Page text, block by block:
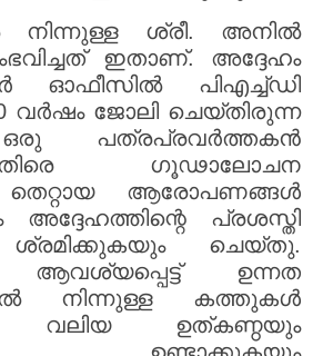
നിന്നുള്ള ശ്രീ. അനിൽ
ഇതാണ്. അദ്ദേഹം
ഓഫീസിൽ പിഎച്ച്ഡി
വർഷം ജോലി ചെയ്തിരുന്ന
പത്രപ്രവർത്തകൻ
ഗൂഢാലോചന
ആരോപണങ്ങൾ
അദ്ദേഹത്തിന്റെ പ്രശസ്തി
ശ്രമിക്കുകയും ചെയ്തു.
ആവശ്യപ്പെട്ട് ഉന്നത
നിന്നുള്ള കത്തുകൾ
വലിയ ഉത്കണ്ഠയും